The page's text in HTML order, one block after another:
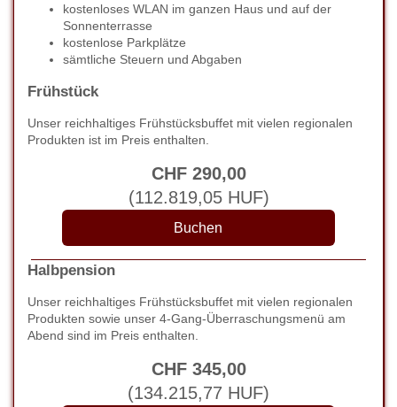
kostenloses WLAN im ganzen Haus und auf der
Sonnenterrasse
kostenlose Parkplätze
sämtliche Steuern und Abgaben
Frühstück
Unser reichhaltiges Frühstücksbuffet mit vielen regionalen
Produkten ist im Preis enthalten.
CHF 290,00
(112.819,05HUF)
Halbpension
Unser reichhaltiges Frühstücksbuffet mit vielen regionalen
Produkten sowie unser 4-Gang-Überraschungsmenü am
Abend sind im Preis enthalten.
CHF 345,00
(134.215,77 HUF)